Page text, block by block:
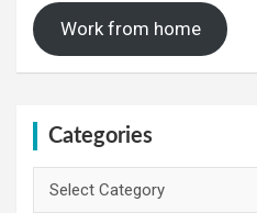
Work from home
Categories